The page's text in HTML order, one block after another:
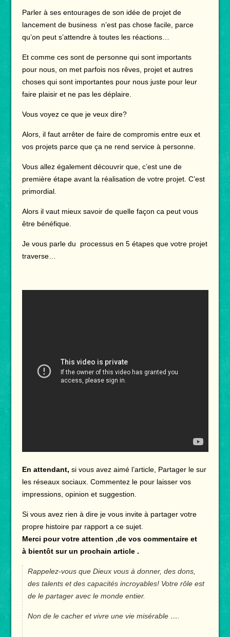
Parler à ses entourages de son idée de projet de
lancement de business n’est pas chose facile, parce
qu’on peut s’attendre à toutes les réactions…
Et comme ces sont de personne qui sont importants
pour nous, on met parfois nos rêves, projet et autres
choses qui sont importantes pour nous juste pour leur
faire plaisir et ne pas les déplaire.
Vous voyez ce que je veux dire?
Alors, il faut arrêter de faire de compromis entre eux et
vos projets parce que ça ne rend service à personne.
Vous allez également découvrir que, c’est une de
première étape avant la réalisation de votre projet. C’est
primordial.
Alors il vaut mieux savoir de quelle façon ca peut vous
être bénéfique.
Je vous parle du processus en 5 étapes que votre projet
traverse…
En attendant, si vous avez aimé l’article, Partager le sur
les réseaux sociaux. Commentez le pour laisser vos
impressions, opinion et suggestion.
Si vous avez rien à dire je vous invite à partager votre
propre histoire par rapport a ce sujet.
Merci pour votre attention ,de vos commentaire et
à bientôt sur un prochain article .
Rappelez-vous que Dieux vous à donner, des dons,
des talents et des capacités incroyables! Votre rôle est
de le partager avec le monde entier.
Non de le cacher et vivre une vie misérable ….